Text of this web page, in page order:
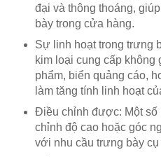
đại và thông thoáng,
bày trong cửa hàng.
Sự linh hoạt trong trưng
kim loại cung cấp không
phẩm, biển quảng cáo,
làm tăng tính linh hoạt
Điều chỉnh được: Một số
chỉnh độ cao hoặc góc
với nhu cầu trưng bày cụ